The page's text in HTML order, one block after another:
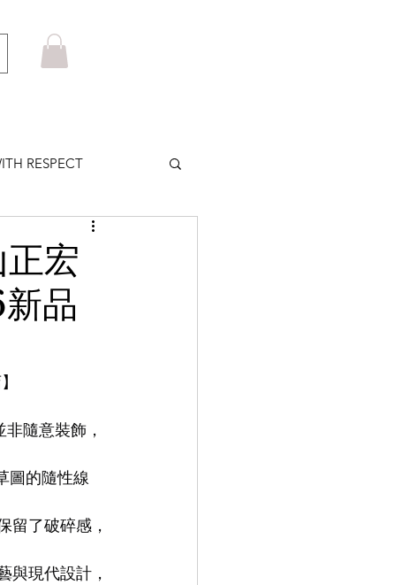
RESPECT
BROWNE
宏
品
隨意裝飾，
圖的隨性線
留了破碎感，
與現代設計，